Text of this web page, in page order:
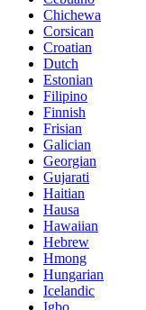
Chichewa
Corsican
Croatian
Dutch
Estonian
Filipino
Finnish
Frisian
Galician
Georgian
Gujarati
Haitian
Hausa
Hawaiian
Hebrew
Hmong
Hungarian
Icelandic
Igbo